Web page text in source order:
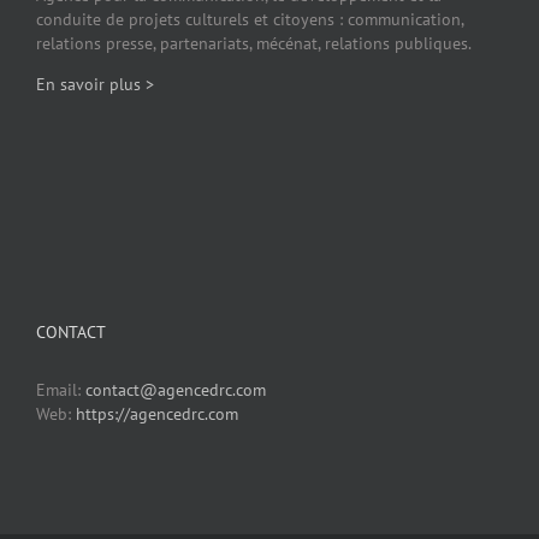
conduite de projets culturels et citoyens : communication,
relations presse, partenariats, mécénat, relations publiques.
En savoir plus >
CONTACT
Email: contact@agencedrc.com
Web: https://agencedrc.com